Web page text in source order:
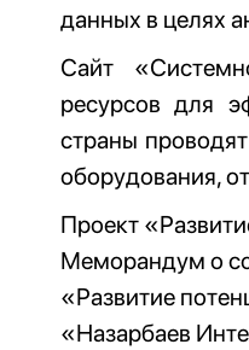
данных в целях
Сайт
ресурсов для
страны
оборудования,
Проект
Меморандум о
«Развитие
«Назарбаев